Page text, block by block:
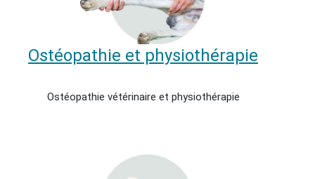
Ostéopathie et physiothérapie
Ostéopathie vétérinaire et physiothérapie